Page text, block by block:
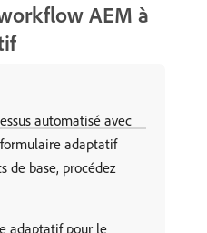
AEM à
automatisé avec
adaptatif
de base, procédez
adaptatif pour le